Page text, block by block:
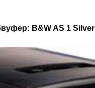
B&W AS 1 Silver